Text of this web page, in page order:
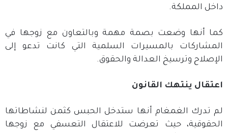
داخل المملكة.
كما أنها وضعت بصمة مهمة وبالتعاون مع زوجها في
المشاركات بالمسيرات السلمية التي كانت تدعو إلى
الإصلاح وترسيخ العدالة والحقوق.
اعتقال ينتهك القانون
لم تدرك الغمغام أنها ستدخل الحبس كثمن لنشاطاتها
الحقوقية، حيث تعرضت للاعتقال التعسفي مع زوجها